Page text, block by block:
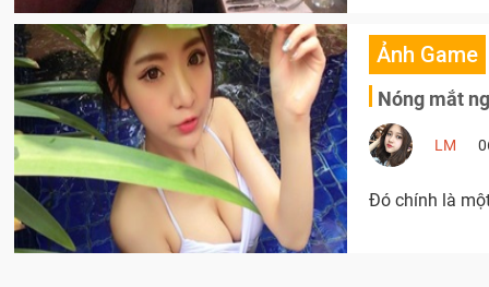
Ảnh Game
Nóng mắt
LM
Đó chính là